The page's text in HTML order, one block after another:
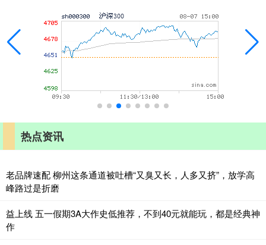
热点资讯
老品牌速配 柳州这条通道被吐槽“又臭又长，人多又挤”，放学高
峰路过是折磨
益上线 五一假期3A大作史低推荐，不到40元就能玩，都是经典神
作